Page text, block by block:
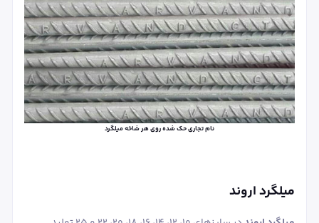
نام تجاری حک شده روی هر شاخه میلگرد
میلگرد اروند